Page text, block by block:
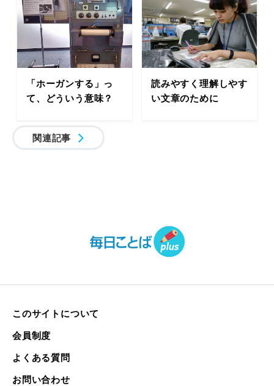
「ホーガンする」っ
て、どういう意味？
読みやすく理解しやす
い文章のために
関連記事
このサイトについて
会員制度
よくある質問
お問い合わせ